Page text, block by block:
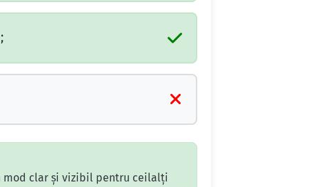
mod clar și vizibil pentru ceilalți